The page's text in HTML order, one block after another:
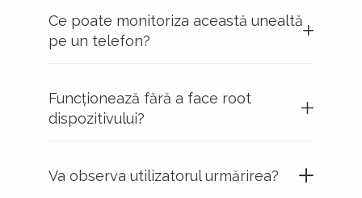
Ce poate monitoriza această unealtă
pe un telefon?
Funcționează fără a face root
dispozitivului?
Va observa utilizatorul urmărirea?